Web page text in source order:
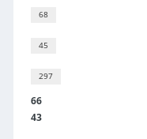
68
45
297
66
43